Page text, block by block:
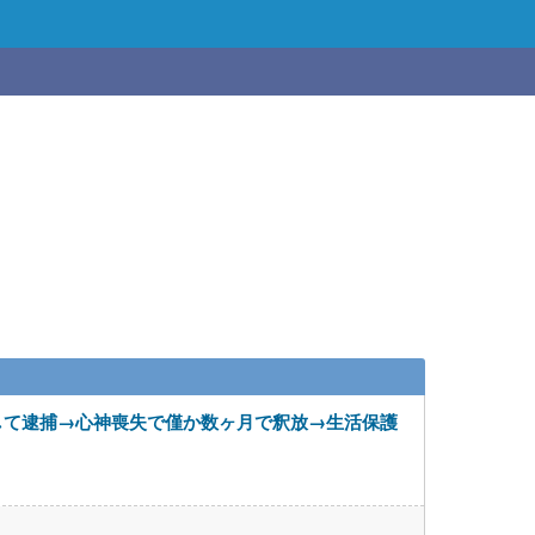
逮捕→心神喪失で僅か数ヶ月で釈放→生活保護